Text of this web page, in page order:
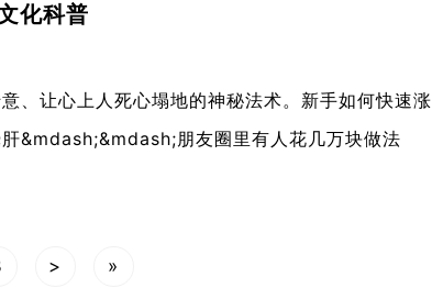
化科普
、让心上人死心塌地的神秘法术。新手如何快速涨
&mdash;&mdash;朋友圈里有人花几万块做法
> »